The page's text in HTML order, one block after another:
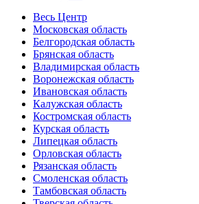
Весь Центр
Московская область
Белгородская область
Брянская область
Владимирская область
Воронежская область
Ивановская область
Калужская область
Костромская область
Курская область
Липецкая область
Орловская область
Рязанская область
Смоленская область
Тамбовская область